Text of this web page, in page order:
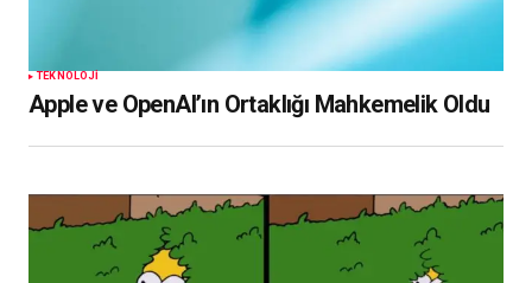
TEKNOLOJI
Apple ve OpenAI’ın Ortaklığı Mahkemelik Oldu